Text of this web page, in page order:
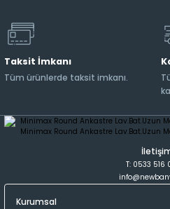
Taksit İmkanı
Tüm ürünlerde taksit imkanı.
T: 0533 516
Kurumsal